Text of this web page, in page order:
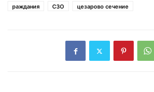
раждания
СЗО цезарово сечение